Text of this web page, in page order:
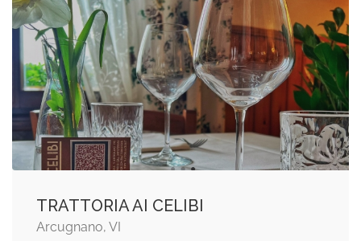
TRATTORIA AI CELIBI
Arcugnano, VI